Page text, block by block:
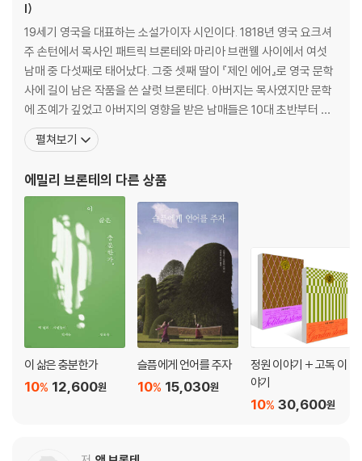
l)
19세기 영국을 대표하는 소설가이자 시인이다. 1818년 영국 요크셔
주 손턴에서 목사인 패트릭 브론테와 마리아 브랜웰 사이에서 여섯
남매 중 다섯째로 태어났다. 그중 셋째 딸이 『제인 에어』로 영국 문학
사에 길이 남은 작품을 쓴 샬럿 브론테다. 아버지는 목사였지만 문학
에 조예가 깊었고 아버지의 영향을 받은 남매들은 10대 초반부터 산
문과 시로 습작을 한다. 목사였던 아버지를 따라 하워스 교구에서 자
라났는데, 세 살 때 어머니가 사망하고 청소년기에 세 명의 언니들도
짓고 일기 쓰기를 즐겼다. 에밀리는
펼쳐보기
에밀리 브론테 의 다른 상품
이 삶은 충분한가
12,600원
10%
슬픔에게 언어를 주자
15,030원
10%
정원 이야기 + 고독 이
야기
30,600원
10%